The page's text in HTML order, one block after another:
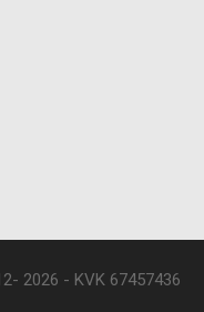
2026 - KVK 67457436